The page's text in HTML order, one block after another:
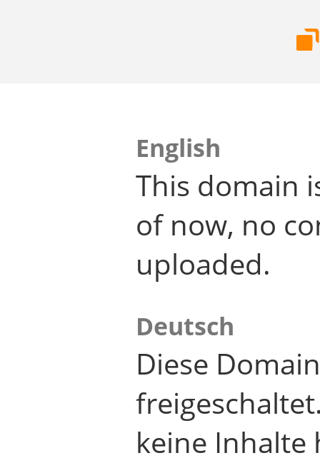
English
This domain
of now, no
uploaded.
Deutsch
Diese
keine Inhalte